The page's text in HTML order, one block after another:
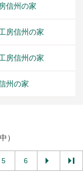
信州の家
房信州の家
房信州の家
州の家
）
5 6